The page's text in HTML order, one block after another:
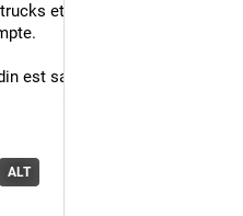
et autres poèmes lus.
est sacrement beau.
ALT